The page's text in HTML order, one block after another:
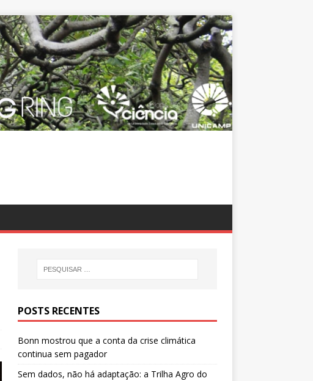
POSTS RECENTES
Bonn mostrou que a conta da crise climática
continua sem pagador
Sem dados, não há adaptação: a Trilha Agro do